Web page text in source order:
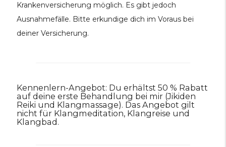
Krankenversicherung möglich. Es gibt jedoch
Ausnahmefälle. Bitte erkundige dich im Voraus bei
deiner Versicherung.
Kennenlern-Angebot: Du erhältst 50 % Rabatt
auf deine erste Behandlung bei mir (Jikiden
Reiki und Klangmassage). Das Angebot gilt
nicht für Klangmeditation, Klangreise und
Klangbad.